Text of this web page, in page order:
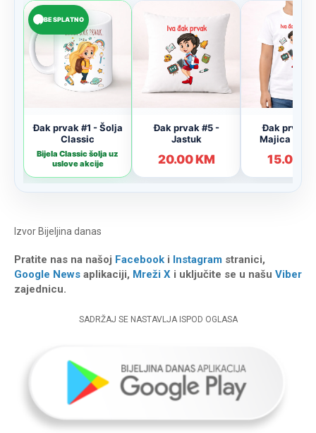
Izvor Bijeljina danas
Pratite nas na našoj Facebook i Instagram stranici,
Google News aplikaciji, Mreži X i uključite se u našu Viber
zajednicu.
SADRŽAJ SE NASTAVLJA ISPOD OGLASA